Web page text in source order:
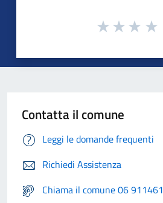
Contatta il comune
Leggi le domande frequenti
Richiedi Assistenza
Chiama il comune 06 911461